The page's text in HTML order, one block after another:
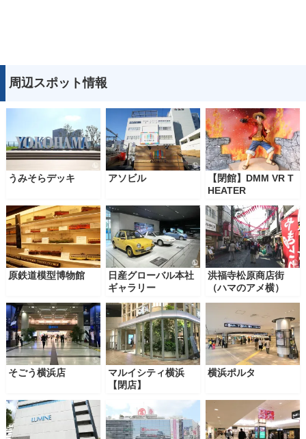
周辺スポット情報
うみそらデッキ アソビル
【閉館】DMM VR T
HEATER
原鉄道模型博物館
日産グローバル本社
ギャラリー
洪福寺松原商店街
（ハマのアメ横）
そごう横浜店
マルイシティ横浜
【閉店】
横浜ポルタ